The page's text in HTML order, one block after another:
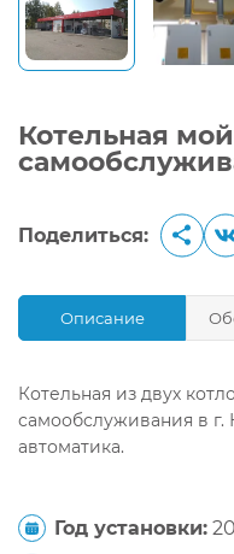
Котельная
Поделиться:
Описание
Котельная из двух
самообслуживания в г.
автоматика.
Год установки: